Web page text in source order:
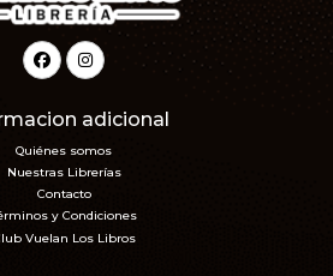
adicional
Quiénes somos
Nuestras Librerías
Contacto
y Condiciones
Vuelan Los Libros